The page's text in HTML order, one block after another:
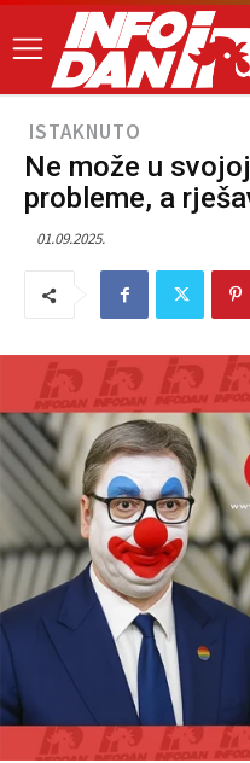
ISTAKNUTO
Ne može u
probleme, a
01.09.2025.